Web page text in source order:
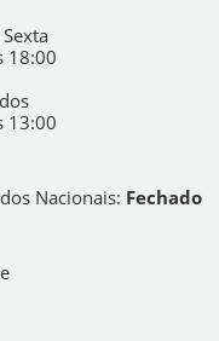
18:00
13:00
Nacionais: Fechado